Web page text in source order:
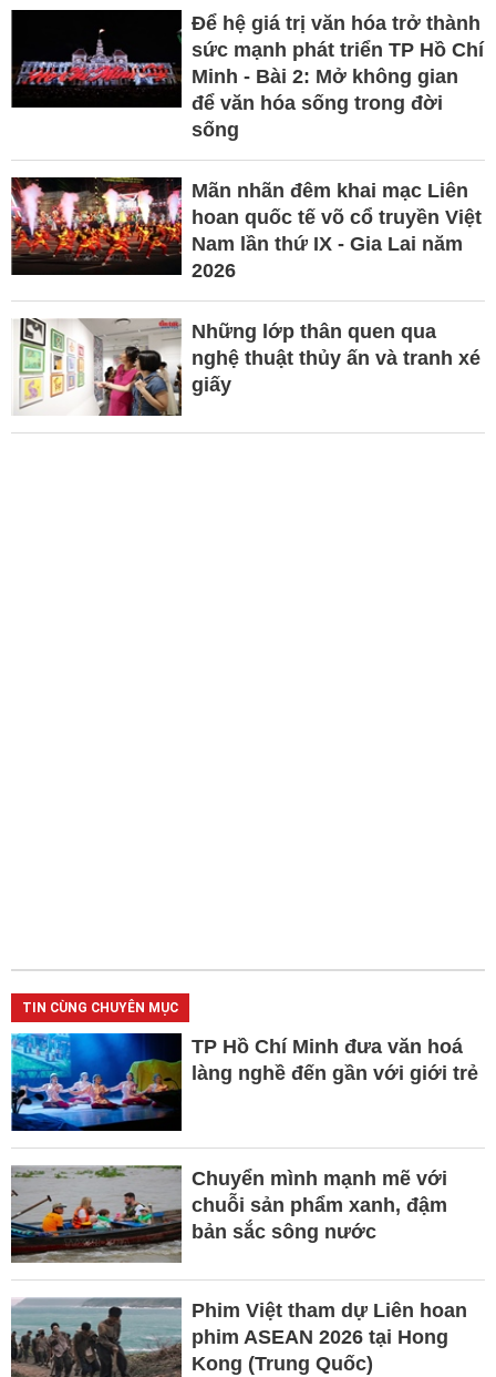
Để hệ giá trị văn hóa trở thành
sức mạnh phát triển TP Hồ Chí
Minh - Bài 2: Mở không gian
để văn hóa sống trong đời
sống
Mãn nhãn đêm khai mạc Liên
hoan quốc tế võ cổ truyền Việt
Nam lần thứ IX - Gia Lai năm
2026
Những lớp thân quen qua
nghệ thuật thủy ấn và tranh xé
giấy
TIN CÙNG CHUYÊN MỤC
TP Hồ Chí Minh đưa văn hoá
làng nghề đến gần với giới trẻ
Chuyển mình mạnh mẽ với
chuỗi sản phẩm xanh, đậm
bản sắc sông nước
Phim Việt tham dự Liên hoan
phim ASEAN 2026 tại Hong
Kong (Trung Quốc)